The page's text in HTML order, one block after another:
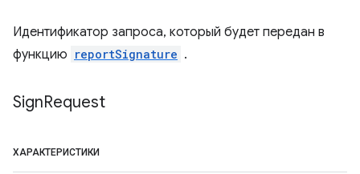
Идентификатор запроса, который будет передан в
функцию reportSignature .
SignRequest
ХАРАКТЕРИСТИКИ